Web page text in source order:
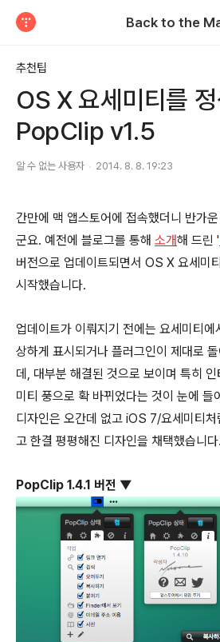
Back to the
추천팁
OS X 요세미티를
PopClip v1.5
알 수 없는 사용자 2014. 8. 8. 19:23
간만에 맥 앱스토어에 접속했더니 반가
군요. 예전에 블로그를 통해 소개해 드린 '
버전으로 업데이트되면서 OS X 요세미
시작했습니다.
업데이트가 이뤄지기 전에는 요세미티에
상하게 표시되거나 플러그인이 제대로
데, 대부분 해결된 것으로 보이며 특히
미티 풍으로 확 바뀌었다는 것이 눈에
디자인은 오간데 없고 iOS 7/요세미티처
고 한결 평평해진 디자인을 채택했습니다.
PopClip 1.4.1 버전 ▼